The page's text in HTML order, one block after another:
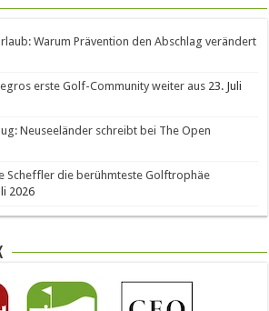
Warum Prävention den Abschlag verändert
erste Golf-Community weiter aus 23. Juli
Neuseeländer schreibt bei The Open
Scheffler die berühmteste Golftrophäe
2026